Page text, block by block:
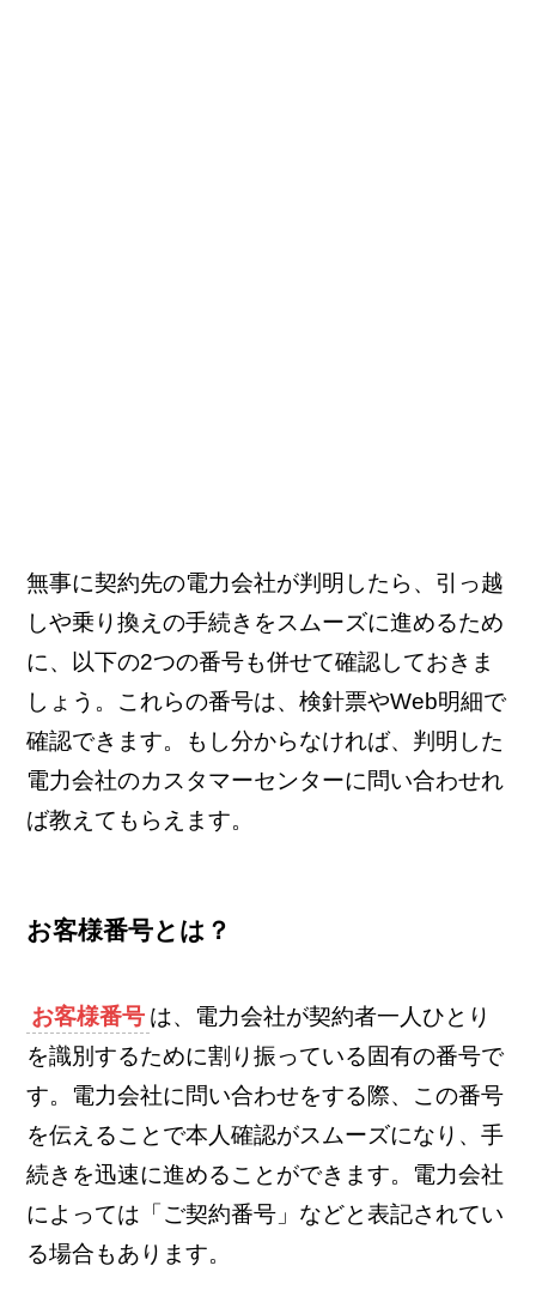
無事に契約先の電力会社が判明したら、引っ越
しや乗り換えの手続きをスムーズに進めるため
に、以下の2つの番号も併せて確認しておきま
しょう。これらの番号は、検針票やWeb明細で
確認できます。もし分からなければ、判明した
電力会社のカスタマーセンターに問い合わせれ
ば教えてもらえます。
お客様番号とは？
お客様番号 は、電力会社が契約者一人ひとり
を識別するために割り振っている固有の番号で
す。電力会社に問い合わせをする際、この番号
を伝えることで本人確認がスムーズになり、手
続きを迅速に進めることができます。電力会社
によっては「ご契約番号」などと表記されてい
る場合もあります。